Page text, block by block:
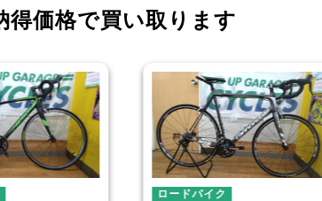
得価格で買い取ります
ロードバイク